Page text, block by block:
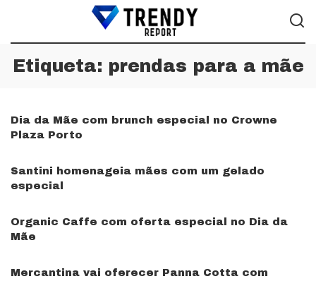
Etiqueta: prendas para a mãe
Dia da Mãe com brunch especial no Crowne
Plaza Porto
Santini homenageia mães com um gelado
especial
Organic Caffe com oferta especial no Dia da
Mãe
Mercantina vai oferecer Panna Cotta com